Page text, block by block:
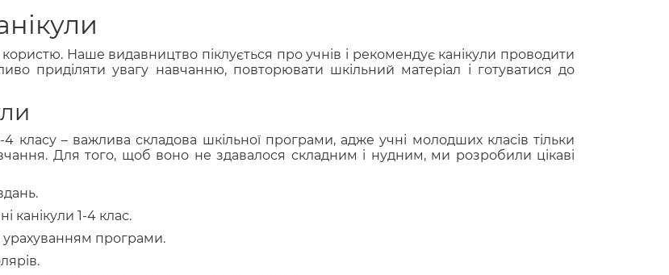
Наше видавництво піклується про учнів і рекомендує канікули проводити
приділяти увагу навчанню, повторювати шкільний матеріал і готуватися до
класу – важлива складова шкільної програми, адже учні молодших класів тільки
Для того, щоб воно не здавалося складним і нудним, ми розробили цікаві
канікули 1-4 клас.
урахуванням програми.